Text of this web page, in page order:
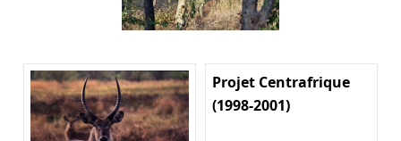
Projet Centrafrique
(1998-2001)